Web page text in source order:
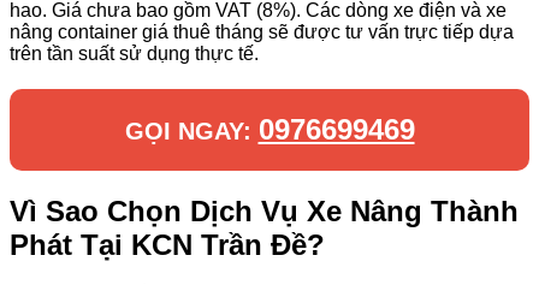
hao. Giá chưa bao gồm VAT (8%). Các dòng xe điện và xe
nâng container giá thuê tháng sẽ được tư vấn trực tiếp dựa
trên tần suất sử dụng thực tế.
GỌI NGAY: 0976699469
Vì Sao Chọn Dịch Vụ Xe Nâng Thành
Phát Tại KCN Trần Đề?